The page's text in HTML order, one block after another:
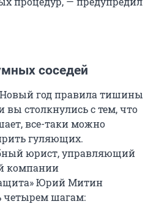
соседей
Новый год правила тишины
столкнулись с тем, что
все-таки можно
гуляющих.
юрист, управляющий
компании
Юрий Митин
четырем шагам: